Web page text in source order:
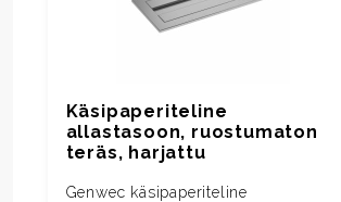
Käsipaperiteline
allastasoon, ruostumaton
teräs, harjattu
Genwec käsipaperiteline